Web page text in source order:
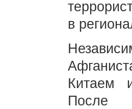
в
Китаем
После